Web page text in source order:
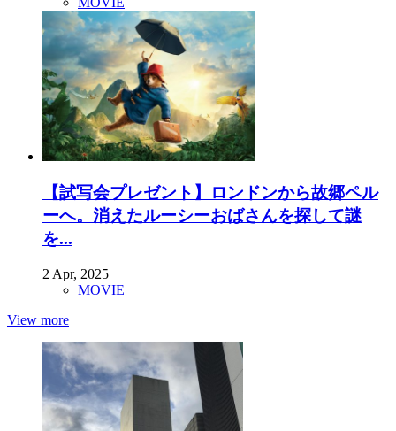
【試写会プレゼント】ロンドンから故郷ペル
ーへ。消えたルーシーおばさんを探して謎
を...
2 Apr, 2025
MOVIE
View more